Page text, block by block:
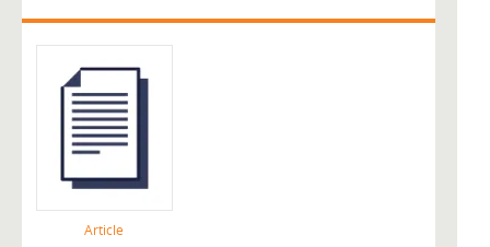
Article